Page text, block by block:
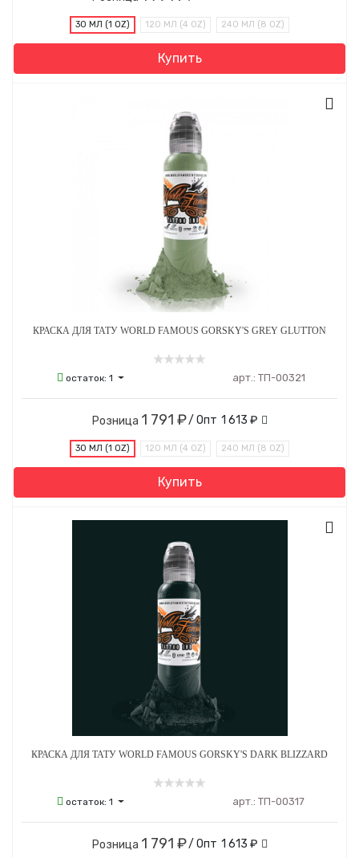
30 МЛ (1 OZ) 120 МЛ (4 OZ) 240 МЛ (8 OZ)
Купить
КРАСКА ДЛЯ ТАТУ WORLD FAMOUS GORSKY'S GREY GLUTTON
остаток:1 арт.: ТП-00321
Розница 1 791 ₽/ Опт 1 613 ₽
30 МЛ (1 OZ) 120 МЛ (4 OZ) 240 МЛ (8 OZ)
Купить
КРАСКА ДЛЯ ТАТУ WORLD FAMOUS GORSKY'S DARK BLIZZARD
остаток:1 арт.: ТП-00317
Розница 1 791 ₽/ Опт 1 613 ₽